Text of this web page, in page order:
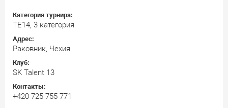
Категория турнира:
ТЕ14, 3 категория
Адрес:
Раковник, Чехия
Клуб:
SK Talent 13
Контакты:
+420 725 755 771